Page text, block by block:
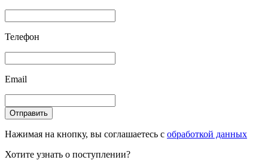
Телефон
Email
Отправить
Нажимая на кнопку, вы соглашаетесь с обработкой данных
Хотите узнать о поступлении?